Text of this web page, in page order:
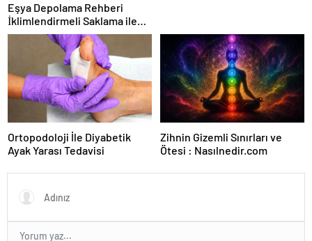
Eşya Depolama Rehberi
İklimlendirmeli Saklama ile
Güvenli Kullanım
Ortopodoloji İle Diyabetik
Ayak Yarası Tedavisi
Zihnin Gizemli Sınırları ve
Ötesi : Nasılnedir.com